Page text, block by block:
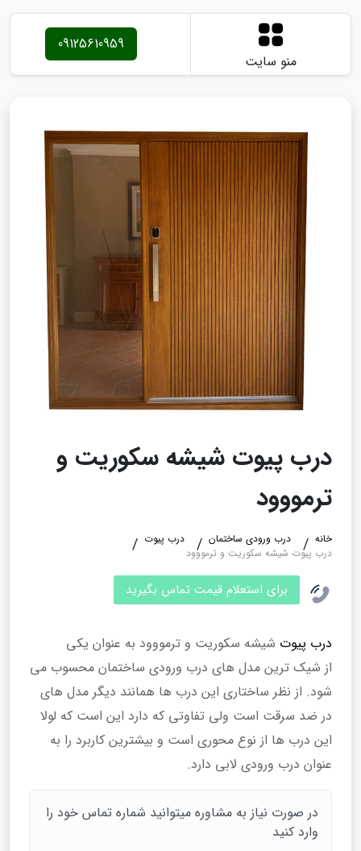
منو سایت
09125610959
درب پیوت شیشه سکوریت و
ترمووود
خانه درب ورودی ساختمان
درب پیوت
درب پیوت شیشه سکوریت و ترمووود
برای استعلام قیمت تماس بگیرید
درب پیوت شیشه سکوریت و ترمووود به عنوان یکی
از شیک ترین مدل های درب ورودی ساختمان محسوب می
شود. از نظر ساختاری این درب ها همانند دیگر مدل های
در ضد سرقت است ولی تفاوتی که دارد این است که لولا
این درب ها از نوع محوری است و بیشترین کاربرد را به
عنوان درب ورودی لابی دارد.
در صورت نیاز به مشاوره میتوانید شماره تماس خود را
وارد کنید